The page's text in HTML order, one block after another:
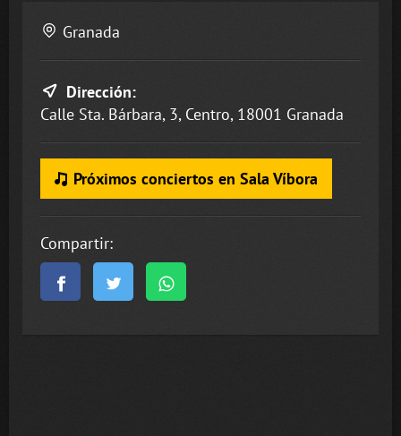
Granada
Dirección:
Calle Sta. Bárbara, 3, Centro, 18001 Granada
Próximos conciertos en Sala Víbora
Compartir: